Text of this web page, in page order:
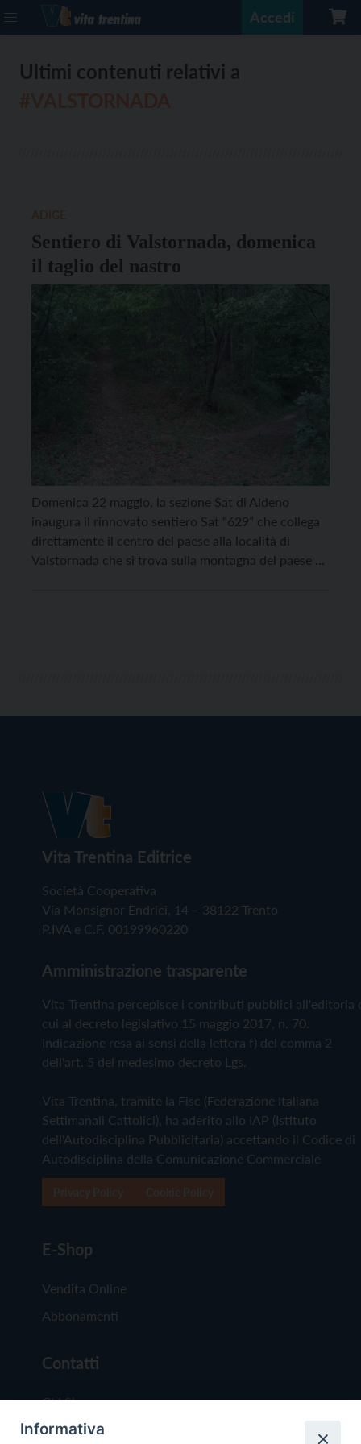
Accedi
Ultimi contenuti relativi a
Sentiero di Valstornada, domenica
il taglio del nastro
Domenica 22 maggio, la sezione Sat di Aldeno
inaugura il rinnovato sentiero Sat “629” che collega
direttamente il centro del paese alla località di
Valstornada che si trova sulla montagna del paese a
Vita Trentina Editrice
Società Cooperativa
Via Monsignor Endrici, 14 – 38122 Trento
P.IVA e C.F. 00199960220
Amministrazione trasparente
Vita Trentina percepisce i contributi pubblici all'editoria
cui al decreto legislativo 15 maggio 2017, n. 70.
Indicazione resa ai sensi della lettera f) del comma 2
dell'art. 5 del medesimo decreto Lgs.
Vita Trentina, tramite la Fisc (Federazione Italiana
Settimanali Cattolici), ha aderito allo IAP (Istituto
dell'Autodisciplina Pubblicitaria) accettando il Codice di
Autodisciplina della Comunicazione Commerciale
E-Shop
Vendita Online
Abbonamenti
Contatti
Chi Siamo
Redazione
Informativa